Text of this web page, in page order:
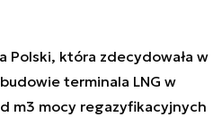
Polski, która zdecydowała w
terminala LNG w
m3 mocy regazyfikacyjnych